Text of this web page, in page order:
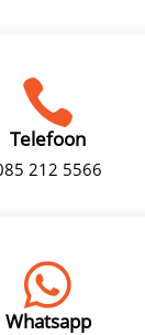

Telefoon
212 5566

Whatsapp